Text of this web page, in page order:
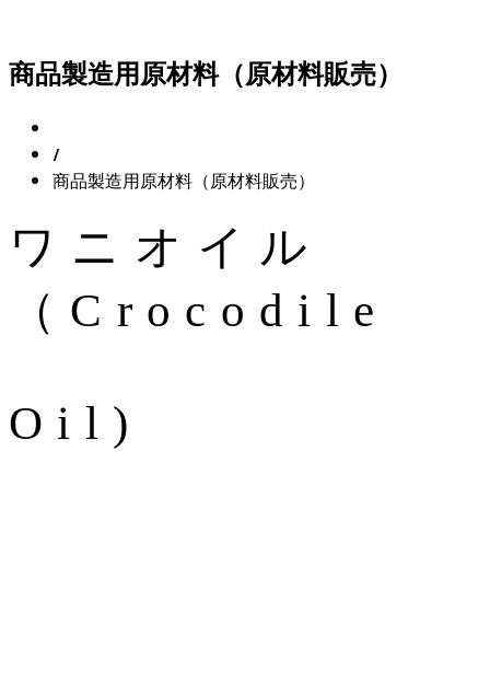
商品製造用原材料（原材料販売）
/
商品製造用原材料（原材料販売）
ワニオイル
（Crocodile
Oil)